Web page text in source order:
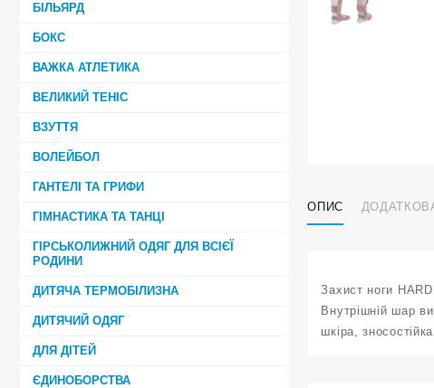
БІЛЬЯРД
БОКС
ВАЖКА АТЛЕТИКА
ВЕЛИКИЙ ТЕНІС
ВЗУТТЯ
ВОЛЕЙБОЛ
ГАНТЕЛІ ТА ГРИФИ
ГІМНАСТИКА ТА ТАНЦІ
ГІРСЬКОЛИЖНИЙ ОДЯГ ДЛЯ ВСІЄЇ
РОДИНИ
ДИТЯЧА ТЕРМОБІЛИЗНА
ДИТЯЧИЙ ОДЯГ
ДЛЯ ДІТЕЙ
ЄДИНОБОРСТВА
ОПИС
Захист ноги
Внутрішній шар
шкіра,